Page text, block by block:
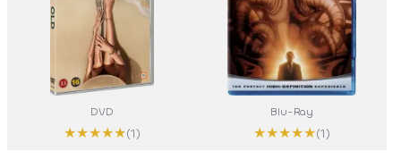
DVD
★★★★★(1)
Blu-Ray
★★★★★(1)